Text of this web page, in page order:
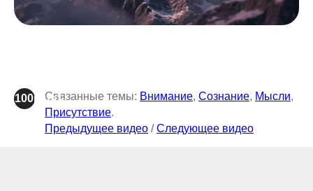
100plus1Связанные темы: Внимание, Сознание, Мысли,
Присутствие.
Предыдущее видео /Следующее видео